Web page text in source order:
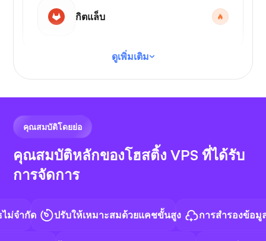
กิตแล็บ
รหัส VS
เอ็น8เอ็น
ดูเพิ่มเติม
คุณสมบัติโดยย่อ
คุณสมบัติหลักของโฮสติ้ง VPS ที่ได้รับ
การจัดการ
กัด ปรับให้เหมาะสมด้วยแคชขั้นสูง การสำรองข้อมูลอัต